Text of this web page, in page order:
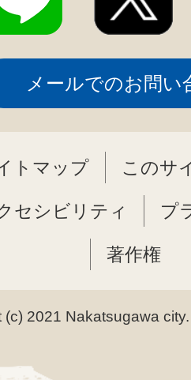
メールでのお問い
トマップ このサ
セシビリティ プ
著作権
(c) 2021 Nakatsugawa